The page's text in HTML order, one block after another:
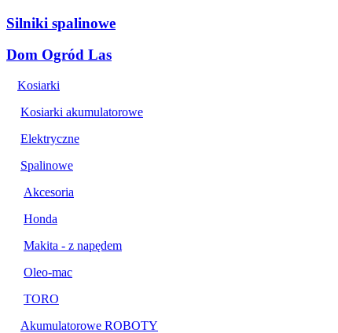
Silniki spalinowe
Dom Ogród Las
Kosiarki
Kosiarki akumulatorowe
Elektryczne
Spalinowe
Akcesoria
Honda
Makita - z napędem
Oleo-mac
TORO
Akumulatorowe ROBOTY